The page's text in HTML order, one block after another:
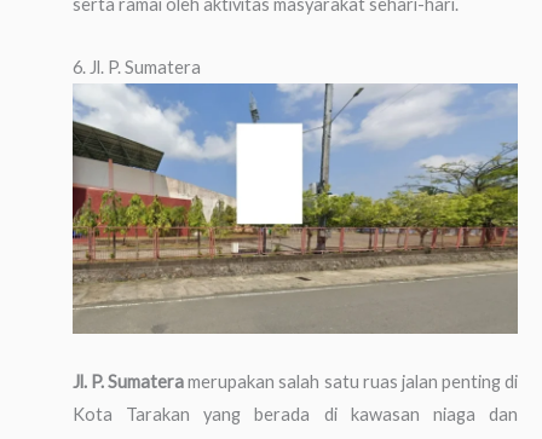
6. Jl. P. Sumatera
Jl. P. Sumateramerupakan salah satu ruas jalan penting di
Kota Tarakan yang berada di kawasan niaga dan